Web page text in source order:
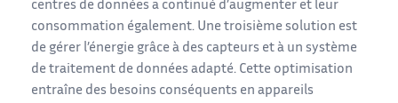
centres de données a continué d’augmenter et leur
consommation également. Une troisième solution est
de gérer l’énergie grâce à des capteurs et à un système
de traitement de données adapté. Cette optimisation
entraîne des besoins conséquents en appareils